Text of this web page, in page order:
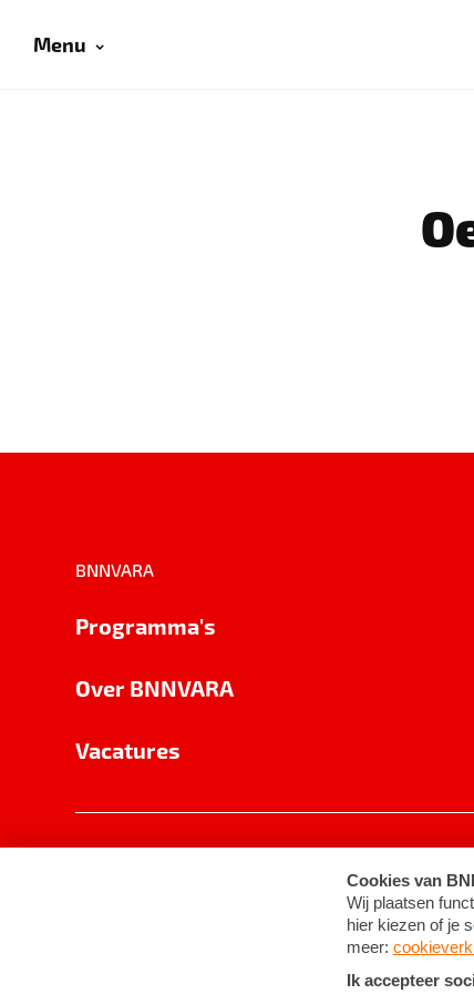
Menu
BNNVARA
Programma's
Over BNNVARA
Vacatures
Cookie-instellingen